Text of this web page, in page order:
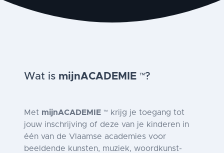
Wat is mijnACADEMIE ™?
Met mijnACADEMIE ™ krijg je toegang tot
jouw inschrijving of deze van je kinderen in
één van de Vlaamse academies voor
beeldende kunsten, muziek, woordkunst-